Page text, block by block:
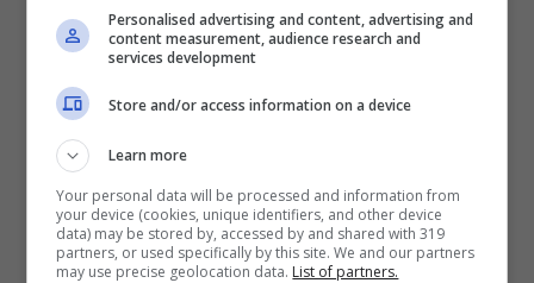
necessarie per rispettare questi termini.
Personalised advertising and content, advertising and
content measurement, audience research and
services development
Store and/or access information on a device
Learn more
Your personal data will be processed and information from
your device (cookies, unique identifiers, and other device
data) may be stored by, accessed by and shared with 319
partners, or used specifically by this site. We and our partners
may use precise geolocation data. List of partners.